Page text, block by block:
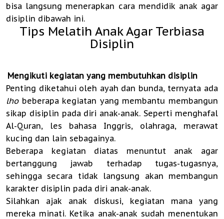
bisa langsung menerapkan cara mendidik anak agar
disiplin dibawah ini.
Tips Melatih Anak Agar Terbiasa
Disiplin
Mengikuti kegiatan yang membutuhkan disiplin
Penting diketahui oleh ayah dan bunda, ternyata ada
lhobeberapa kegiatan yang membantu membangun
sikap disiplin pada diri anak-anak. Seperti menghafal
Al-Quran, les bahasa Inggris, olahraga, merawat
kucing dan lain sebagainya.
Beberapa kegiatan diatas menuntut anak agar
bertanggung jawab terhadap tugas-tugasnya,
sehingga secara tidak langsung akan membangun
karakter disiplin pada diri anak-anak.
Silahkan ajak anak diskusi, kegiatan mana yang
mereka minati. Ketika anak-anak sudah menentukan